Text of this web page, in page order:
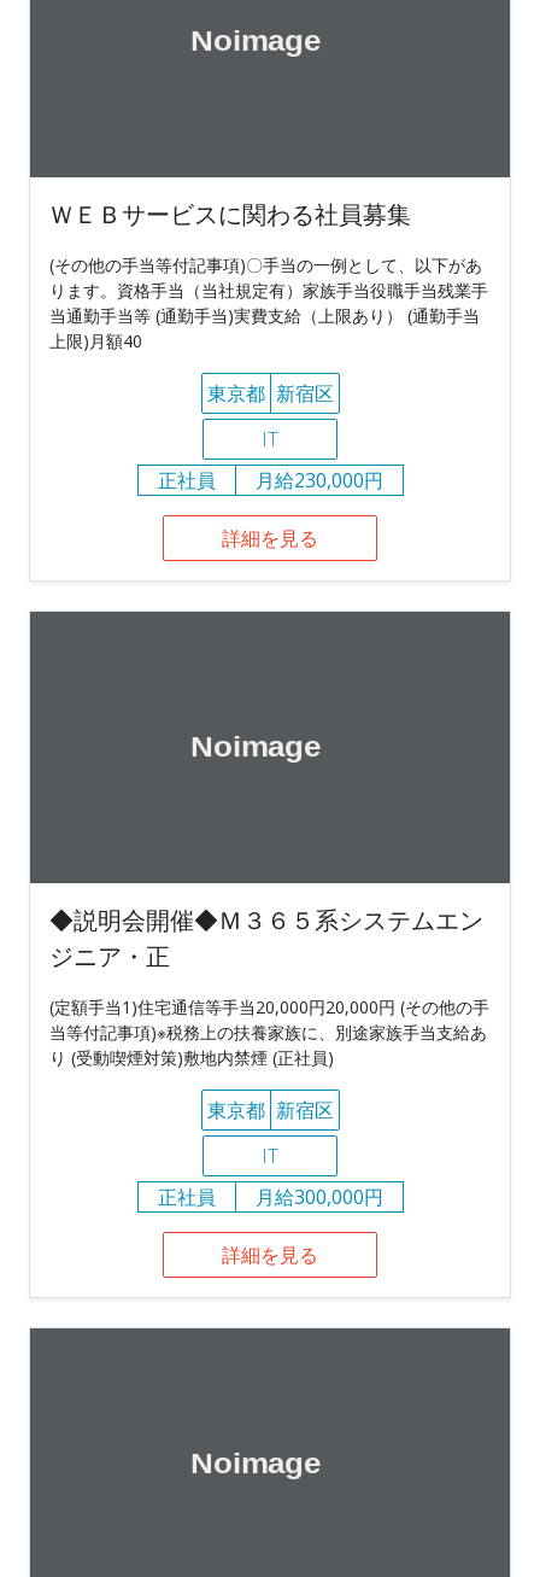
ＷＥＢサービスに関わる社員募集
(その他の手当等付記事項)〇手当の一例として、以下があ
ります。資格手当（当社規定有）家族手当役職手当残業手
当通勤手当等 (通勤手当)実費支給（上限あり） (通勤手当
上限)月額40
東京都 新宿区
IT
正社員
月給230,000円
詳細を見る
◆説明会開催◆Ｍ３６５系システムエン
ジニア・正
(定額手当1)住宅通信等手当20,000円20,000円 (その他の手
当等付記事項)※税務上の扶養家族に、別途家族手当支給あ
り (受動喫煙対策)敷地内禁煙 (正社員)
東京都 新宿区
IT
正社員
月給300,000円
詳細を見る